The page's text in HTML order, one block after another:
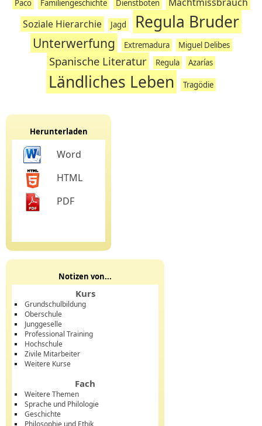
Paco Familiengeschichte Dienstboten
Soziale Hierarchie
Jagd Regula Bruder
Unterwerfung Extremadura Miguel Delibes
Spanische Literatur Regula Azarías
Ländliches Leben Tragödie
Herunterladen
Word
HTML
PDF
Notizen von...
Kurs
Grundschulbildung
Oberschule
Junggeselle
Professional Training
Hochschule
Zivile Mitarbeiter
Weitere Kurse
Fach
Weitere Themen
Sprache und Philologie
Geschichte
Philosophie und Ethik